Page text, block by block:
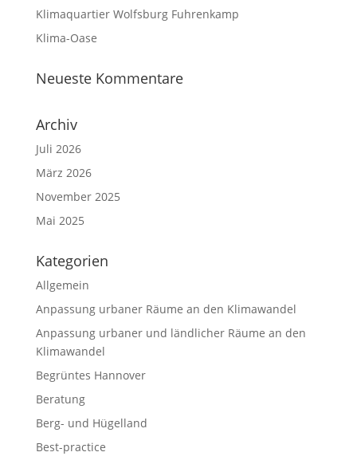
Klimaquartier Wolfsburg Fuhrenkamp
Klima-Oase
Neueste Kommentare
Archiv
Juli 2026
März 2026
November 2025
Mai 2025
Kategorien
Allgemein
Anpassung urbaner Räume an den Klimawandel
Anpassung urbaner und ländlicher Räume an den
Klimawandel
Begrüntes Hannover
Beratung
Berg- und Hügelland
Best-practice